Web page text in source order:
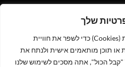
שלך
אנו משתמשים בקובצי עוגיות (Cookies) כדי לשפר את חוויית
או תוכן מותאמים אישית ולנתח את
הכול", אתה מסכים לשימוש שלנו